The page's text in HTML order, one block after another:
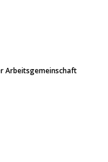
Arbeitsgemeinschaft